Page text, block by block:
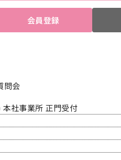
会員登録
問会
本社事業所 正門受付